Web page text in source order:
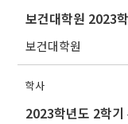
보건대학원 2023
보건대학원
학사